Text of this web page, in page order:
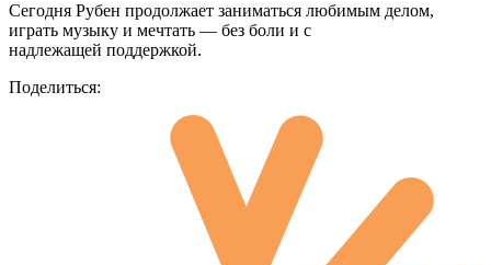
Сегодня Рубен продолжает заниматься любимым делом,
играть музыку и мечтать — без боли и с
надлежащей поддержкой.
Поделиться: